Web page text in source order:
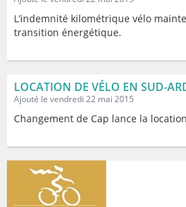
L’indemnité kilométrique vélo
transition énergétique.
LOCATION DE VÉLO EN SUD-
Ajouté le vendredi 22 mai 2015
Changement de Cap lance la